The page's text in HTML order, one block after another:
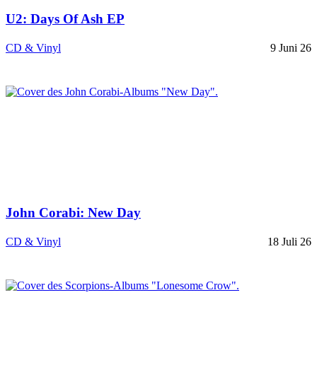
U2: Days Of Ash EP
CD & Vinyl 9 Juni 26
John Corabi: New Day
CD & Vinyl 18 Juli 26